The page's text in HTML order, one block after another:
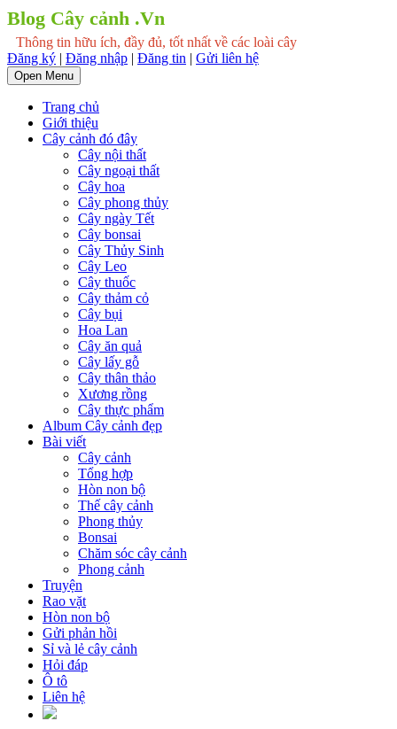
Blog Cây cảnh .Vn
Thông tin hữu ích, đầy đủ, tốt nhất về các loài cây
Đăng ký | Đăng nhập | Đăng tin | Gửi liên hệ
Open Menu
Trang chủ
Giới thiệu
Cây cảnh đó đây
Cây nội thất
Cây ngoại thất
Cây hoa
Cây phong thủy
Cây ngày Tết
Cây bonsai
Cây Thủy Sinh
Cây Leo
Cây thuốc
Cây thảm cỏ
Cây bụi
Hoa Lan
Cây ăn quả
Cây lấy gỗ
Cây thân thảo
Xương rồng
Cây thực phẩm
Album Cây cảnh đẹp
Bài viết
Cây cảnh
Tổng hợp
Hòn non bộ
Thế cây cảnh
Phong thủy
Bonsai
Chăm sóc cây cảnh
Phong cảnh
Truyện
Rao vặt
Hòn non bộ
Gửi phản hồi
Sỉ và lẻ cây cảnh
Hỏi đáp
Ô tô
Liên hệ